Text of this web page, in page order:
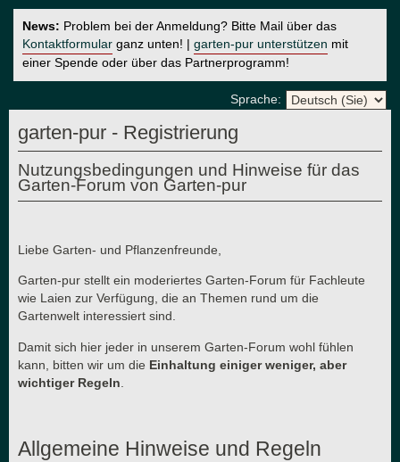
News: Problem bei der Anmeldung? Bitte Mail über das
Kontaktformular ganz unten! | garten-pur unterstützen mit
einer Spende oder über das Partnerprogramm!
Sprache:
garten-pur - Registrierung
Nutzungsbedingungen und Hinweise für das
Garten-Forum von Garten-pur
Liebe Garten- und Pflanzenfreunde,
Garten-pur stellt ein moderiertes Garten-Forum für Fachleute
wie Laien zur Verfügung, die an Themen rund um die
Gartenwelt interessiert sind.
Damit sich hier jeder in unserem Garten-Forum wohl fühlen
kann, bitten wir um die Einhaltung einiger weniger, aber
wichtiger Regeln
Allgemeine Hinweise und Regeln